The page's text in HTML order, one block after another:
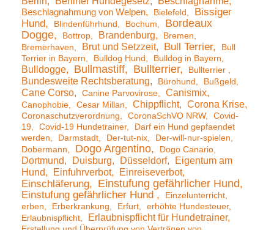
Beschlagnahmung von Welpen Bielefeld
Bissiger
Hund
Blindenführhund Bochum
Bordeaux
Dogge
Bottrop Brandenburg
Bremen
Bremerhaven
Brut und Setzzeit Bull Terrier
Bull
Terrier in Bayern
Bulldog Hund Bulldog in Bayern
Bulldogge Bullmastiff Bullterrier Bullterrier
Bundesweite Rechtsberatung Bürohund Bußgeld
Cane Corso Canine Parvovirose Canismix
Canophobie Cesar Millan Chippflicht Corona Krise
Coronaschutzverordnung CoronaSchVO NRW
Covid-
19
Covid-19 Hundetrainer
Darf ein Hund gepfaendet
werden
Darmstadt Der-tut-nix
Der-will-nur-spielen
Dobermann
Dogo Argentino Dogo Canario
Dortmund Duisburg Düsseldorf
Eigentum am
Hund
Einfuhrverbot Einreiseverbot
Einschläferung Einstufung gefährlicher Hund
Einstufung gefährlicher Hund
Einzelunterricht
erben
Erberkrankung Erfurt
erhöhte Hundesteuer
Erlaubnispflicht
Erlaubnispflicht für Hundetrainer